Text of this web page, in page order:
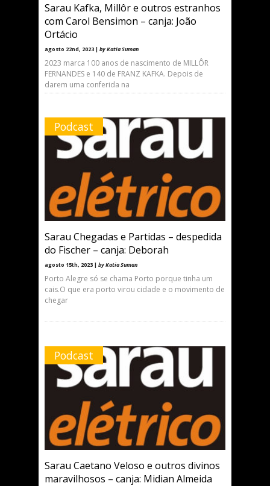
Sarau Kafka, Millôr e outros estranhos
com Carol Bensimon – canja: João
Ortácio
agosto 22nd, 2023 | by Katia Suman
2023 marca 100 anos de nascimento de MILLÔR
FERNANDES e 140 de FRANZ KAFKA. Depois de
darem uma conferida na
Podcast
Sarau Chegadas e Partidas – despedida
do Fischer – canja: Deborah
agosto 15th, 2023 | by Katia Suman
Porto Alegre só se chama Porto porque tinha um
cais.O que era porto virou cidade e o movimento de
chegar
Podcast
Sarau Caetano Veloso e outros divinos
maravilhosos – canja: Midian Almeida